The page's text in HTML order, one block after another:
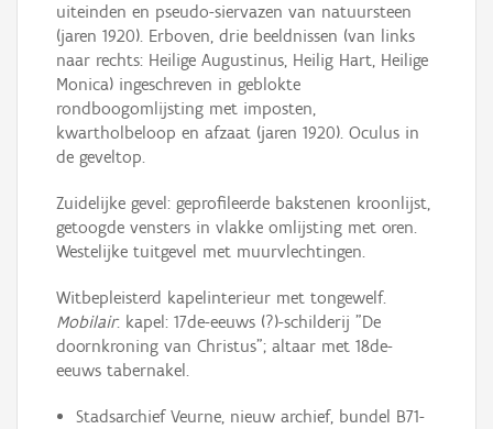
uiteinden en pseudo-siervazen van natuursteen
(jaren 1920). Erboven, drie beeldnissen (van links
naar rechts: Heilige Augustinus, Heilig Hart, Heilige
Monica) ingeschreven in geblokte
rondboogomlijsting met imposten,
kwartholbeloop en afzaat (jaren 1920). Oculus in
de geveltop.
Zuidelijke gevel: geprofileerde bakstenen kroonlijst,
getoogde vensters in vlakke omlijsting met oren.
Westelijke tuitgevel met muurvlechtingen.
Witbepleisterd kapelinterieur met tongewelf.
Mobilair: kapel: 17de-eeuws (?)-schilderij "De
doornkroning van Christus"; altaar met 18de-
eeuws tabernakel.
Stadsarchief Veurne, nieuw archief, bundel B71-